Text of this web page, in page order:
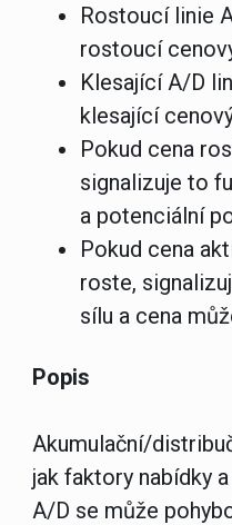
Rostoucí linie
rostoucí
Klesající A/D
klesající
Pokud cena
signalizuje to
a potenciální
Pokud cena
roste,
sílu a cena
Popis
Akumulační/
jak faktory nabídky
A/D se může